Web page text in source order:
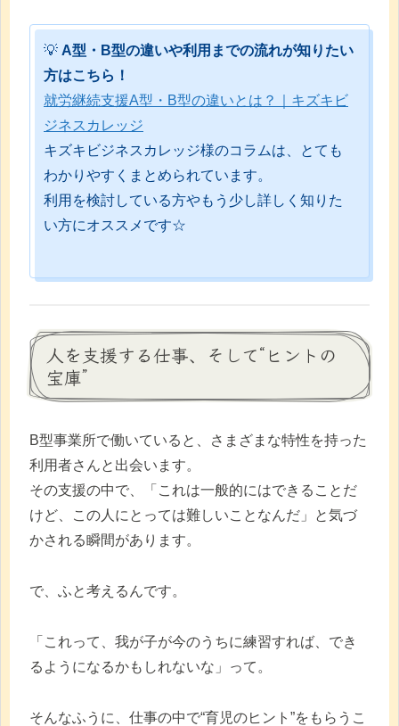
💡 A型・B型の違いや利用までの流れが知りたい
方はこちら！
就労継続支援A型・B型の違いとは？｜キズキビ
ジネスカレッジ
キズキビジネスカレッジ様のコラムは、とても
わかりやすくまとめられています。
利用を検討している方やもう少し詳しく知りた
い方にオススメです☆
人を支援する仕事、そして“ヒントの
宝庫”
B型事業所で働いていると、さまざまな特性を持った
利用者さんと出会います。
その支援の中で、「これは一般的にはできることだ
けど、この人にとっては難しいことなんだ」と気づ
かされる瞬間があります。
で、ふと考えるんです。
「これって、我が子が今のうちに練習すれば、でき
るようになるかもしれないな」って。
そんなふうに、仕事の中で“育児のヒント”をもらうこ